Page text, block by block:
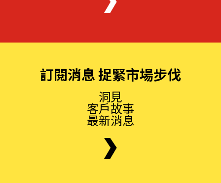
訂閱消息 捉緊市場步伐
洞見
客戶故事
最新消息